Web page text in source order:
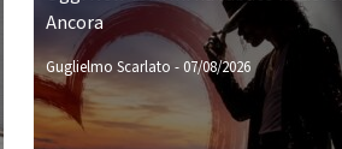
Ancora
Guglielmo Scarlato -07/08/2026